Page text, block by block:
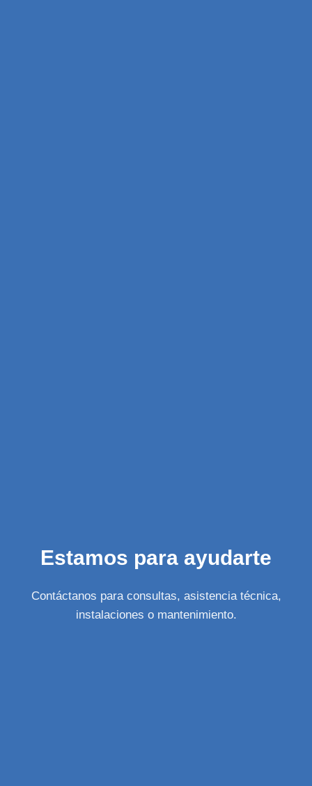
Estamos para ayudarte
Contáctanos para consultas, asistencia técnica,
instalaciones o mantenimiento.